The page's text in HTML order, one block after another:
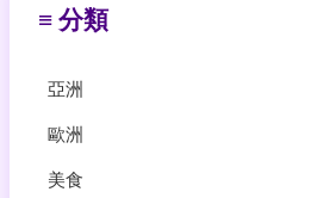
≡ 分類
亞洲
歐洲
美食